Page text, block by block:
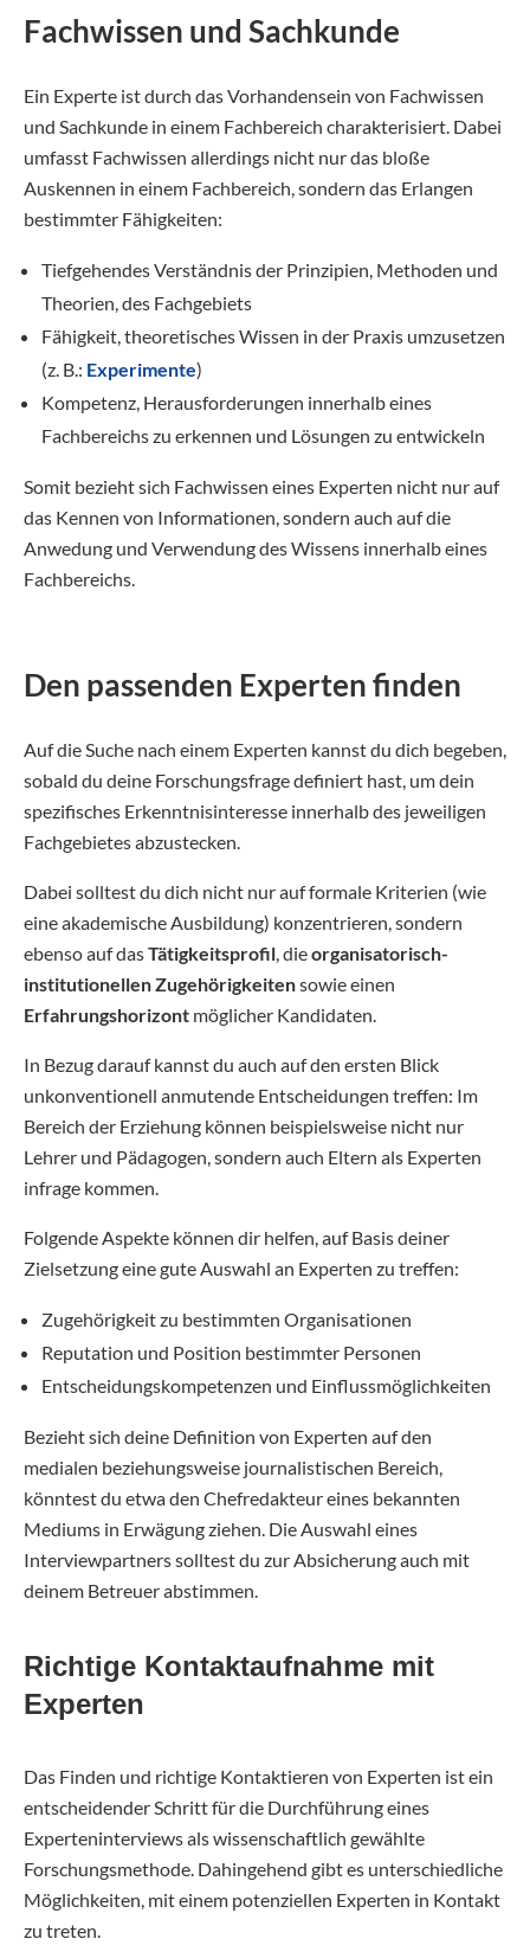
Fachwissen und Sachkunde
Ein Experte ist durch das Vorhandensein von Fachwissen
und Sachkunde in einem Fachbereich charakterisiert. Dabei
umfasst Fachwissen allerdings nicht nur das bloße
Auskennen in einem Fachbereich, sondern das Erlangen
bestimmter Fähigkeiten:
Tiefgehendes Verständnis der Prinzipien, Methoden und
Theorien, des Fachgebiets
Fähigkeit, theoretisches Wissen in der Praxis umzusetzen
(z. B.: Experimente)
Kompetenz, Herausforderungen innerhalb eines
Fachbereichs zu erkennen und Lösungen zu entwickeln
Somit bezieht sich Fachwissen eines Experten nicht nur auf
das Kennen von Informationen, sondern auch auf die
Anwedung und Verwendung des Wissens innerhalb eines
Fachbereichs.
Den passenden Experten finden
Auf die Suche nach einem Experten kannst du dich begeben,
sobald du deine Forschungsfrage definiert hast, um dein
spezifisches Erkenntnisinteresse innerhalb des jeweiligen
Fachgebietes abzustecken.
Dabei solltest du dich nicht nur auf formale Kriterien (wie
eine akademische Ausbildung) konzentrieren, sondern
ebenso auf dasTätigkeitsprofil, dieorganisatorisch-
institutionellen Zugehörigkeitensowie einen
Erfahrungshorizont möglicher Kandidaten.
In Bezug darauf kannst du auch auf den ersten Blick
unkonventionell anmutende Entscheidungen treffen: Im
Bereich der Erziehung können beispielsweise nicht nur
Lehrer und Pädagogen, sondern auch Eltern als Experten
infrage kommen.
Folgende Aspekte können dir helfen, auf Basis deiner
Zielsetzung eine gute Auswahl an Experten zu treffen:
Zugehörigkeit zu bestimmten Organisationen
Reputation und Position bestimmter Personen
Entscheidungskompetenzen und Einflussmöglichkeiten
Bezieht sich deine Definition von Experten auf den
medialen beziehungsweise journalistischen Bereich,
könntest du etwa den Chefredakteur eines bekannten
Mediums in Erwägung ziehen. Die Auswahl eines
Interviewpartners solltest du zur Absicherung auch mit
deinem Betreuer abstimmen.
Richtige Kontaktaufnahme mit
Experten
Das Finden und richtige Kontaktieren von Experten ist ein
entscheidender Schritt für die Durchführung eines
Experteninterviews als wissenschaftlich gewählte
Forschungsmethode. Dahingehend gibt es unterschiedliche
Möglichkeiten, mit einem potenziellen Experten in Kontakt
zu treten.